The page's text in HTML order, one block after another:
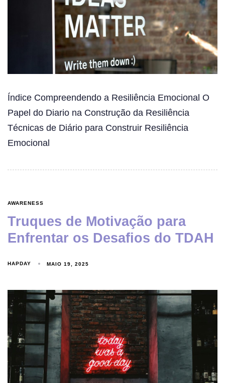
Índice Compreendendo a Resiliência Emocional O
Papel do Diario na Construção da Resiliência
Técnicas de Diário para Construir Resiliência
Emocional
AWARENESS
Truques de Motivação para
Enfrentar os Desafios do TDAH
HAPDAY MAIO 19, 2025